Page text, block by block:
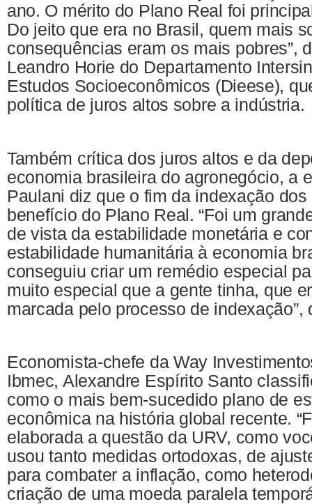
ano. O mérito do Plano Real foi
Do jeito que era no Brasil, quem mais
consequências eram os mais pobres”,
Leandro Horie do Departamento
Estudos Socioeconômicos (Dieese),
política de juros altos sobre a indústria.
Também crítica dos juros altos e da
economia brasileira do agronegócio, a
Paulani diz que o fim da indexação
benefício do Plano Real. “Foi um
de vista da estabilidade monetária e
estabilidade humanitária à economia
conseguiu criar um remédio especial
muito especial que a gente tinha, que
marcada pelo processo de indexação”,
Economista-chefe da Way
Ibmec, Alexandre Espírito Santo
como o mais bem-sucedido plano de
econômica na história global recente.
elaborada a questão da URV, como
usou tanto medidas ortodoxas, de
para combater a inflação, como
criação de uma moeda paralela